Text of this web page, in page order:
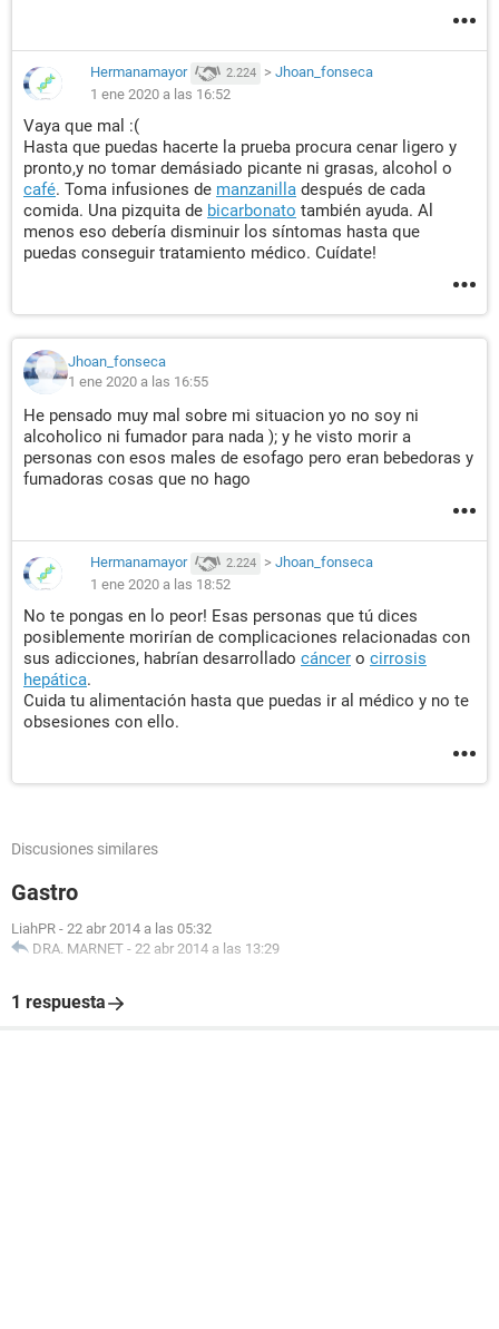
Hermanamayor 2.224 > Jhoan_fonseca
1 ene 2020 a las 16:52
Vaya que mal :(
Hasta que puedas hacerte la prueba procura cenar ligero y
pronto,y no tomar demásiado picante ni grasas, alcohol o
café. Toma infusiones de manzanilla después de cada
comida. Una pizquita de bicarbonato también ayuda. Al
menos eso debería disminuir los síntomas hasta que
puedas conseguir tratamiento médico. Cuídate!
Jhoan_fonseca
1 ene 2020 a las 16:55
He pensado muy mal sobre mi situacion yo no soy ni
alcoholico ni fumador para nada ); y he visto morir a
personas con esos males de esofago pero eran bebedoras y
fumadoras cosas que no hago
Hermanamayor 2.224 > Jhoan_fonseca
1 ene 2020 a las 18:52
No te pongas en lo peor! Esas personas que tú dices
posiblemente morirían de complicaciones relacionadas con
sus adicciones, habrían desarrollado cáncer o cirrosis
hepática.
Cuida tu alimentación hasta que puedas ir al médico y no te
obsesiones con ello.
Discusiones similares
Gastro
LiahPR - 22 abr 2014 a las 05:32
DRA. MARNET - 22 abr 2014 a las 13:29
1 respuesta